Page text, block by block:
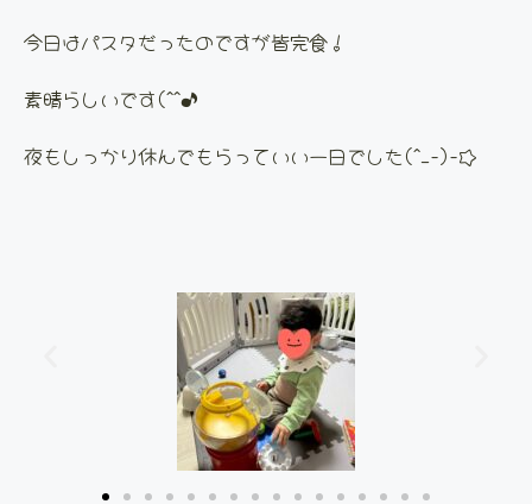
今日はパスタだったのですが皆完食！
素晴らしいです(^^♪
夜もしっかり休んでもらっていい一日でした(^_-)-☆